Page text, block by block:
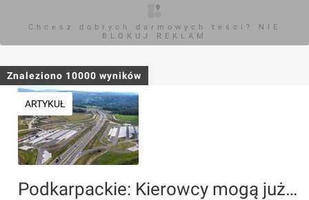
Chcesz dobrych darmowych teści? NIE
BLOKUJ REKLAM
Znaleziono 10000 wyników
ARTYKUŁ
Podkarpackie: Kierowcy mogą już korzystać z dwóch Miejsc Obsługi Podróżnych na drodze ekspresowej Via Carpatia S19 Miejsce Piastowe - Dukla